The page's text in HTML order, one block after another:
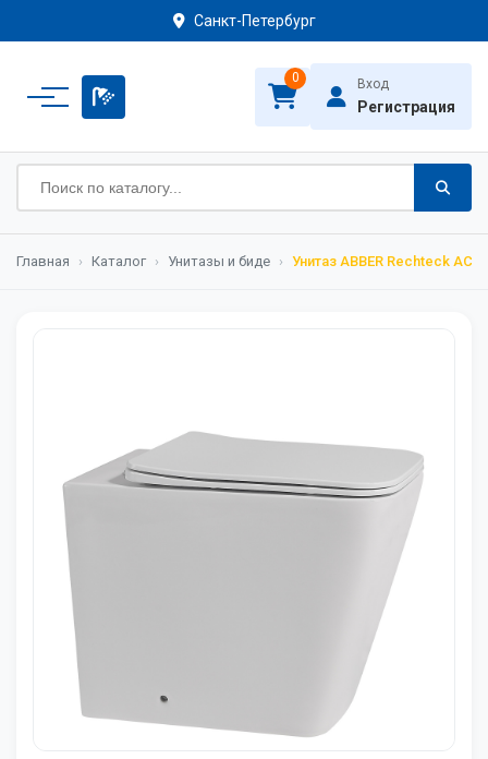
Санкт-Петербург
0 Вход
Регистрация
Главная › Каталог › Унитазы и биде › Унитаз ABBER Rechteck